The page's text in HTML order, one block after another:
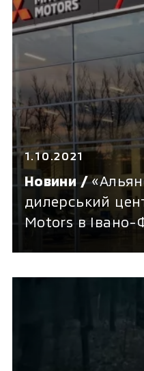
1.10.2021
Новини /
дилерський
Motors в Івано-